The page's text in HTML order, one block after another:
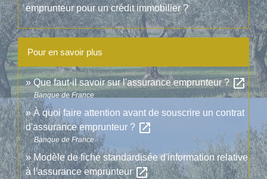
emprunteur pour un crédit immobilier ?
Pour en savoir plus
Que faut-il savoir sur l'assurance emprunteur ?open_in_new
Banque de France
À quoi faire attention avant de souscrire un contrat
d'assurance emprunteur ? open_in_new
Banque de France
Modèle de fiche standardisée d'information relative
à l'assurance emprunteuropen_in_new